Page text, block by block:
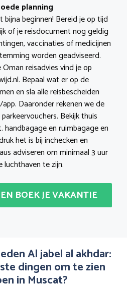
planning
bijna beginnen! Bereid je op tijd
of je reisdocument nog geldig
vaccinaties of medicijnen
worden geadviseerd.
reisadvies vind je op
Bepaal wat er op de
en sla alle reisbescheiden
Daaronder rekenen we de
Bekijk thuis
handbagage en ruimbagage en
het is bij inchecken en
adviseren om minimaal 3 uur
te zijn.
BOEK JE VAKANTIE
Al jabel al akhdar:
dingen om te zien